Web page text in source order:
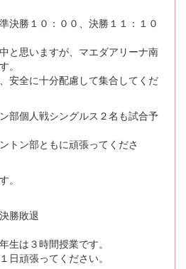
決勝１０：００、決勝１１：１０
と思いますが、マエダアリーナ南
。
安全に十分配慮して集合してくだ
部個人戦シングルス２名も試合予
トン部ともに頑張ってくださ
。
勝敗退
生は３時間授業です。
日頑張ってください。